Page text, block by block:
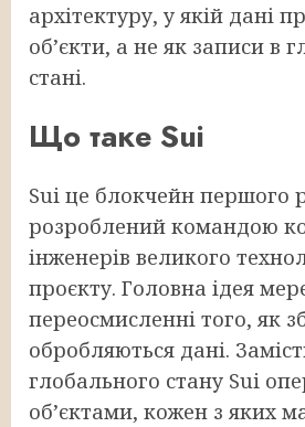
архітектуру, у якій дані
обʼєкти, а не як записи в
стані.
Що таке Sui
Sui це блокчейн першого
розроблений командою
інженерів великого
проєкту. Головна ідея
переосмисленні того, як
обробляються дані.
глобального стану Sui
обʼєктами, кожен з яких